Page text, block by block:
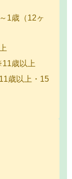
1歳（12ヶ
歳以上
歳以上・15